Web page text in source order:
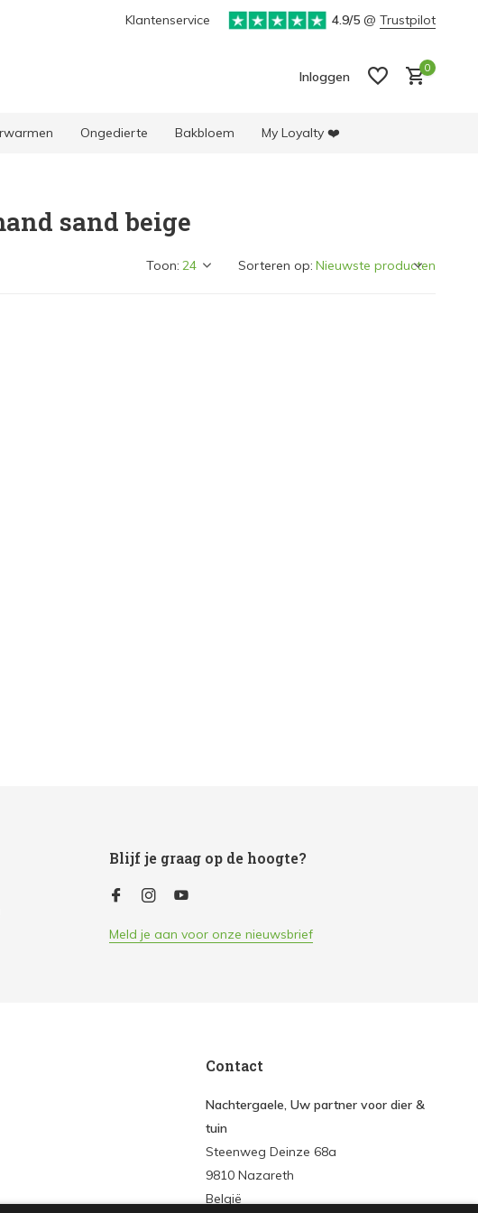
producten Klantenservice 4.9/5 @ Trustpilot
Inloggen
0
Ongedierte Bakbloem My Loyalty ❤️
sand beige
Toon: Sorteren op:
Blijf je graag op de hoogte?
Meld je aan voor onze nieuwsbrief
Contact
Nachtergaele, Uw partner voor dier &
tuin
Steenweg Deinze 68a
9810 Nazareth
België